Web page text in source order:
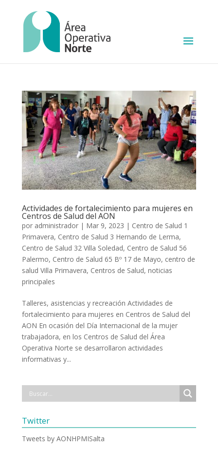
Actividades de fortalecimiento para mujeres en
Centros de Salud del AON
por administrador| Mar 9, 2023 | Centro de Salud 1
Primavera, Centro de Salud 3 Hernando de Lerma,
Centro de Salud 32 Villa Soledad, Centro de Salud 56
Palermo, Centro de Salud 65 Bº 17 de Mayo, centro de
salud Villa Primavera, Centros de Salud, noticias
principales
Talleres, asistencias y recreación Actividades de
fortalecimiento para mujeres en Centros de Salud del
AON En ocasión del Día Internacional de la mujer
trabajadora, en los Centros de Salud del Área
Operativa Norte se desarrollaron actividades
informativas y...
Twitter
Tweets by AONHPMISalta